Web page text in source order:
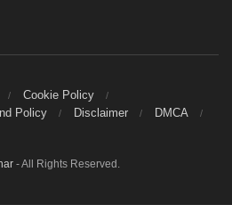
Cookie Policy
Policy Disclaimer
DMCA
- All Rights Reserved.